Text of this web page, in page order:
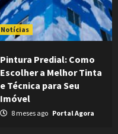
Notícias
Pintura Predial: Como
Escolher a Melhor Tinta
e Técnica para Seu
Imóvel
8 meses ago Portal Agora